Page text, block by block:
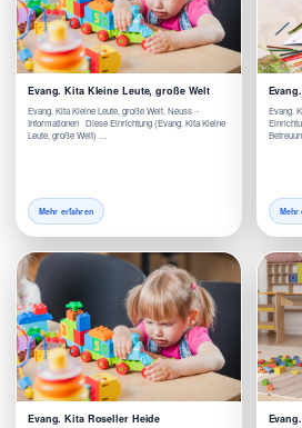
Evang. Kita Kleine Leute, große Welt
Evang. Kita Kleine Leute, große Welt, Neuss -
Informationen Diese Einrichtung (Evang. Kita Kleine
Leute, große Welt) …
Mehr erfahren
Evang.
Mehr
Evang. Kita Roseller Heide